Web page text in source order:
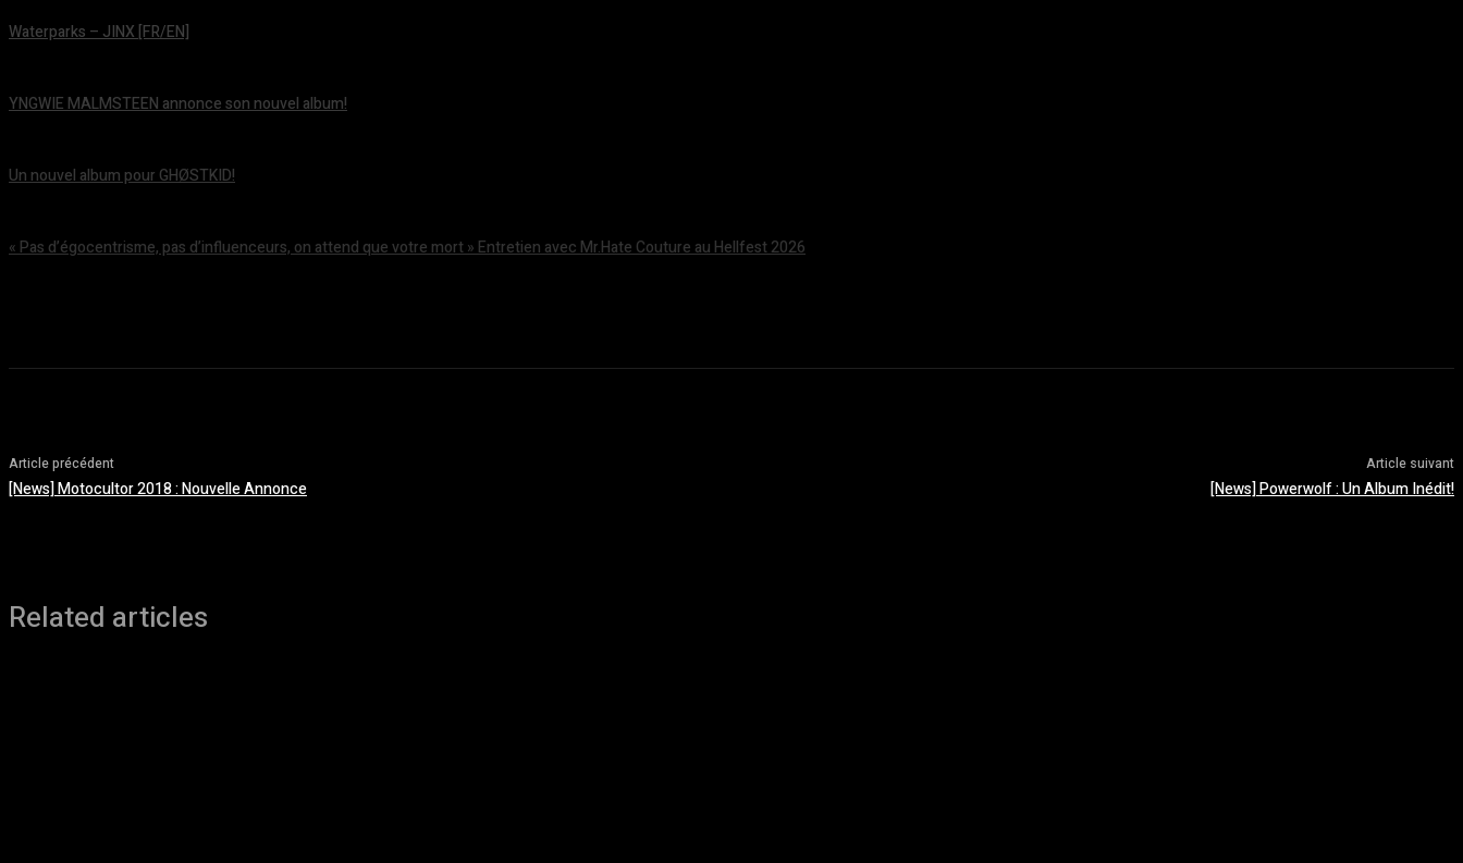
Waterparks – JINX [FR/EN]
YNGWIE MALMSTEEN annonce son nouvel album!
Un nouvel album pour GHØSTKID!
« Pas d’égocentrisme, pas d’influenceurs, on attend que votre mort » Entretien avec Mr.Hate Couture au Hellfest 2026
Article précédent
[News] Motocultor 2018 : Nouvelle Annonce
Article suivant
[News] Powerwolf : Un Album Inédit!
Related articles